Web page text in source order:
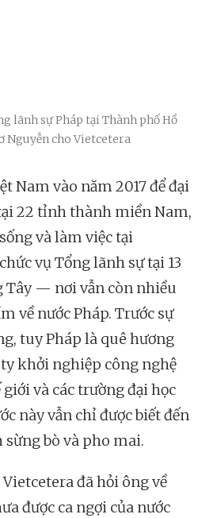
lãnh sự Pháp tại Thành phố Hồ
Nguyễn cho Vietcetera
Nam vào năm 2017 để đại
22 tỉnh thành miền Nam,
và làm việc tại
vụ Tổng lãnh sự tại 13
Tây — nơi vẫn còn nhiều
về nước Pháp. Trước sự
tuy Pháp là quê hương
khởi nghiệp công nghệ
và các trường đại học
này vẫn chỉ được biết đến
sừng bò và pho mai.
đã hỏi ông về
được ca ngợi của nước